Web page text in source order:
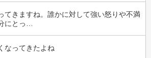
てきますね。誰かに対して強い怒りや不満
にとっ…
なってきたよね